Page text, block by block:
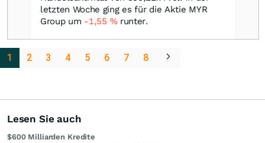
letzten Woche ging es für die Aktie MYR
Group um -1,55 %runter.
1 2 3 4 5 6 7 8
Lesen Sie auch
$600 Milliarden Kredite